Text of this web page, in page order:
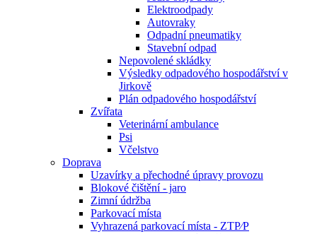
Elektroodpady
Autovraky
Odpadní pneumatiky
Stavební odpad
Nepovolené skládky
Výsledky odpadového hospodářství v
Jirkově
Plán odpadového hospodářství
Zvířata
Veterinární ambulance
Psi
Včelstvo
Doprava
Uzavírky a přechodné úpravy provozu
Blokové čištění - jaro
Zimní údržba
Parkovací místa
Vyhrazená parkovací místa - ZTP⁄P